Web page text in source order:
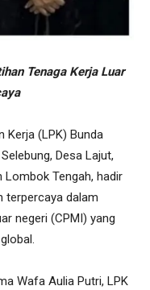
Tenaga Kerja Luar
Kerja (LPK) Bunda
Desa Lajut,
Lombok Tengah, hadir
terpercaya dalam
negeri (CPMI) yang
Wafa Aulia Putri, LPK